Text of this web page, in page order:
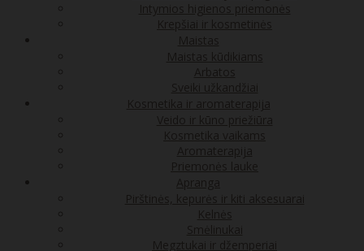
Intymios higienos priemonės
Krepšiai ir kosmetinės
Maistas
Maistas kūdikiams
Arbatos
Sveiki užkandžiai
Kosmetika ir aromaterapija
Veido ir kūno priežiūra
Kosmetika vaikams
Aromaterapija
Priemonės lauke
Apranga
Pirštinės, kepurės ir kiti aksesuarai
Kelnės
Smėlinukai
Megztukai ir džemperiai